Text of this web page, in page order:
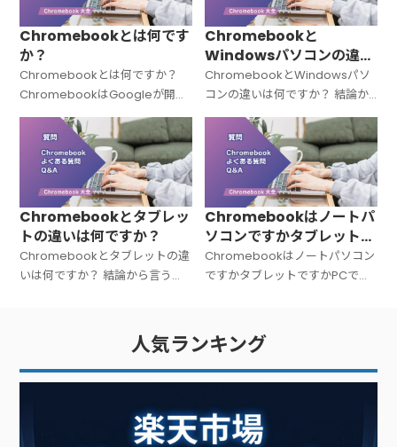
Chromebookとは何です
か？
Chromebookとは何ですか？
ChromebookはGoogleが開発
した「Chrome OS（クローム
OS）」を搭載したノートパソコ
ンの総称です。Windowsでも
Macでもない
Chromebookと
Windowsパソコンの違い
は何ですか？
ChromebookとWindowsパソ
コンの違いは何ですか？ 結論か
ら言うと、Chromebookと
Windowsパソコンは「OSが違
う＝中身の設計思想がまったく
違う」パソコンです。C
Chromebookとタブレッ
トの違いは何ですか？
Chromebookとタブレットの違
いは何ですか？ 結論から言う
トは「タッチ操作中心の板型デ
バイス」です。文字入力が多い
Chromebookはノートパ
ソコンですかタブレットで
すかPCですか？
Chromebookはノートパソコン
ですかタブレットですかPCです
ン（PC）」です。広い意味での
PC（パーソナルコンピュータ
ー）
人気ランキング